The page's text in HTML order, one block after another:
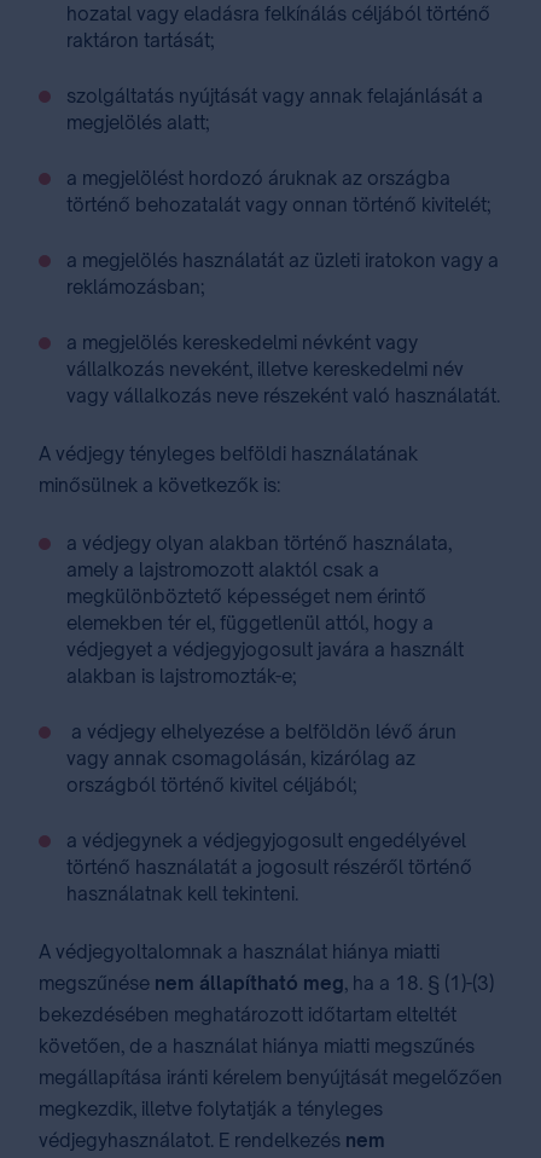
hozatal vagy eladásra felkínálás céljából történő
raktáron tartását;
szolgáltatás nyújtását vagy annak felajánlását a
megjelölés alatt;
a megjelölést hordozó áruknak az országba
történő behozatalát vagy onnan történő kivitelét;
a megjelölés használatát az üzleti iratokon vagy a
reklámozásban;
a megjelölés kereskedelmi névként vagy
vállalkozás neveként, illetve kereskedelmi név
vagy vállalkozás neve részeként való használatát.
A védjegy tényleges belföldi használatának
minősülnek a következők is:
a védjegy olyan alakban történő használata,
amely a lajstromozott alaktól csak a
megkülönböztető képességet nem érintő
elemekben tér el, függetlenül attól, hogy a
védjegyet a védjegyjogosult javára a használt
alakban is lajstromozták-e;
a védjegy elhelyezése a belföldön lévő árun
vagy annak csomagolásán, kizárólag az
országból történő kivitel céljából;
a védjegynek a védjegyjogosult engedélyével
történő használatát a jogosult részéről történő
használatnak kell tekinteni.
A védjegyoltalomnak a használat hiánya miatti
megszűnése nem állapítható meg, ha a 18. § (1)-(3)
bekezdésében meghatározott időtartam elteltét
követően, de a használat hiánya miatti megszűnés
megállapítása iránti kérelem benyújtását megelőzően
megkezdik, illetve folytatják a tényleges
védjegyhasználatot. E rendelkezés nem